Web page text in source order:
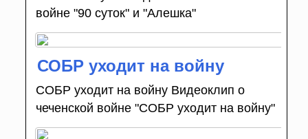
войне "90 суток" и "Алешка"
СОБР уходит на войну
СОБР уходит на войну Видеоклип о
чеченской войне "СОБР уходит на войну"